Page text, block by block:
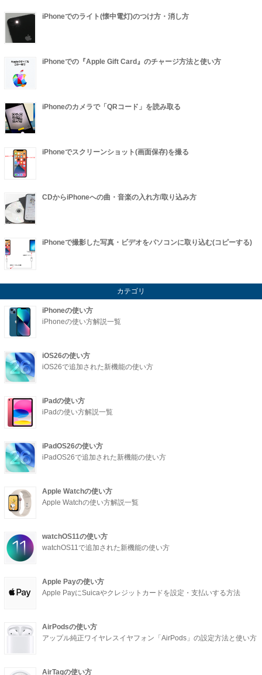
iPhoneでのライト(懐中電灯)のつけ方・消し方
iPhoneでの『Apple Gift Card』のチャージ方法と使い方
iPhoneのカメラで「QRコード」を読み取る
iPhoneでスクリーンショット(画面保存)を撮る
CDからiPhoneへの曲・音楽の入れ方/取り込み方
iPhoneで撮影した写真・ビデオをパソコンに取り込む(コピーする)
カテゴリ
iPhoneの使い方
iPhoneの使い方解説一覧
iOS26の使い方
iOS26で追加された新機能の使い方
iPadの使い方
iPadの使い方解説一覧
iPadOS26の使い方
iPadOS26で追加された新機能の使い方
Apple Watchの使い方
Apple Watchの使い方解説一覧
watchOS11の使い方
watchOS11で追加された新機能の使い方
Apple Payの使い方
Apple PayにSuicaやクレジットカードを設定・支払いする方法
AirPodsの使い方
アップル純正ワイヤレスイヤフォン「AirPods」の設定方法と使い方
AirTagの使い方